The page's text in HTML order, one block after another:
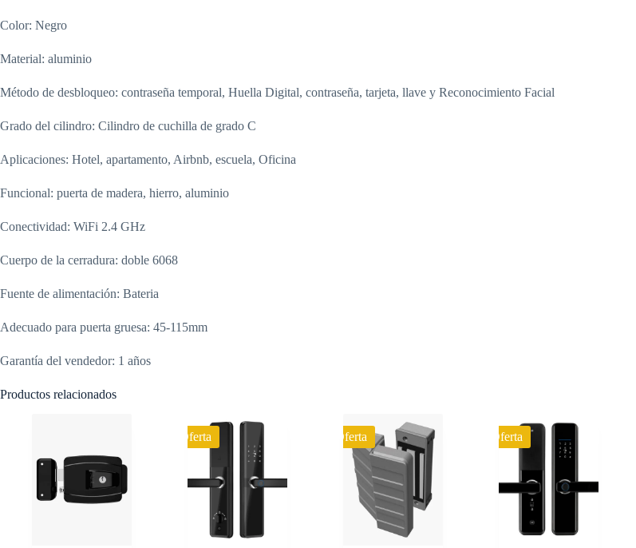
Color: Negro
Material: aluminio
Método de desbloqueo: contraseña temporal, Huella Digital, contraseña, tarjeta, llave y Reconocimiento Facial
Grado del cilindro: Cilindro de cuchilla de grado C
Aplicaciones: Hotel, apartamento, Airbnb, escuela, Oficina
Funcional: puerta de madera, hierro, aluminio
Conectividad: WiFi 2.4 GHz
Cuerpo de la cerradura: doble 6068
Fuente de alimentación: Bateria
Adecuado para puerta gruesa: 45-115mm
Garantía del vendedor: 1 años
Productos relacionados
Oferta Oferta Oferta